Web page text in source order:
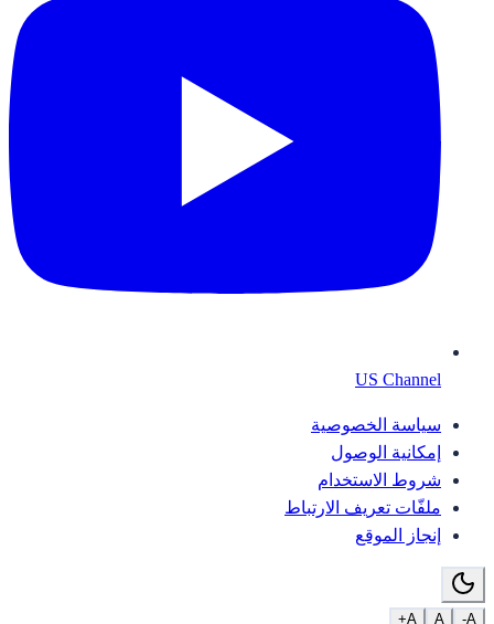
US Channel
سياسة الخصوصية
إمكانية الوصول
شروط الاستخدام
ملفّات تعريف الارتباط
إنجاز الموقع
A-
A
A+